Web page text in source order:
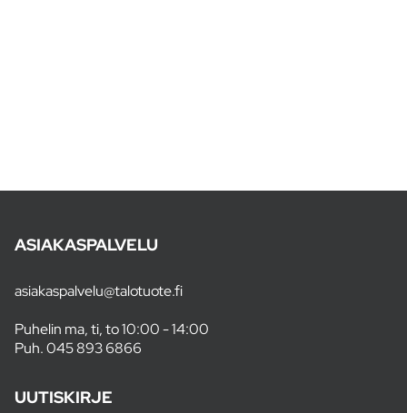
ASIAKASPALVELU
asiakaspalvelu@talotuote.fi
Puhelin ma, ti, to 10:00 - 14:00
Puh.045 893 6866
UUTISKIRJE